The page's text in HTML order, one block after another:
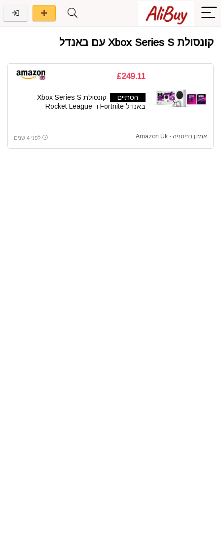
קונסולת Xbox Series S עם באנדל
£249.11
הסתיים
קונסולת Xbox Series S
באנדל Fortnite ו- Rocket League
אמזון בריטניה - Amazon Uk לפני 4 שנים